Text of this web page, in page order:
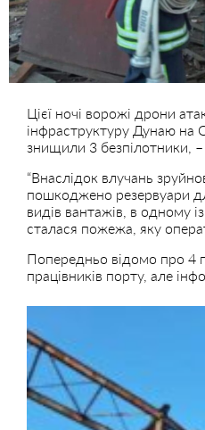
Цієї ночі ворожі дрони
інфраструктуру Дунаю
знищили 3 безпілотники, –
“Внаслідок влучань
пошкоджено резервуари
видів вантажів, в одному
сталася пожежа, яку
Попередньо відомо про 4
працівників порту, але